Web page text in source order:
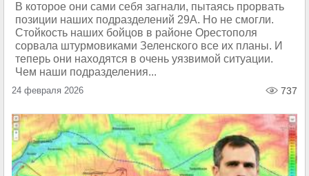
В которое они сами себя загнали, пытаясь прорвать
позиции наших подразделений 29А. Но не смогли.
Стойкость наших бойцов в районе Орестополя
сорвала штурмовиками Зеленского все их планы. И
теперь они находятся в очень уязвимой ситуации.
Чем наши подразделения...
24 февраля 2026 737